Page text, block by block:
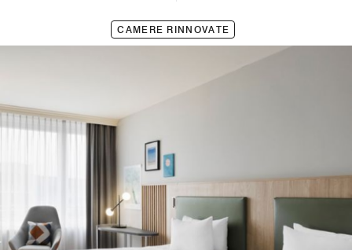
CAMERE RINNOVATE